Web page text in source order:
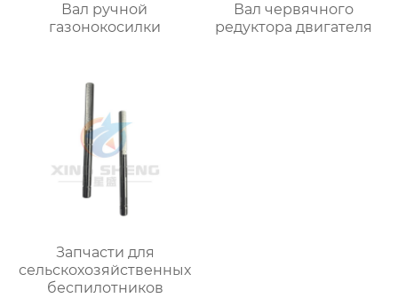
Вал ручной
газонокосилки
Вал червячного
редуктора двигателя
Запчасти для
сельскохозяйственных
беспилотников